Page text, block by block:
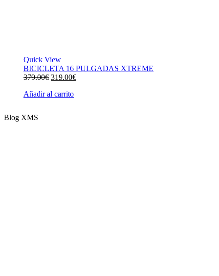
Quick View
BICICLETA 16 PULGADAS XTREME
379.00€ El
original
319.00€El
Añadir al carrito
Blog XMS